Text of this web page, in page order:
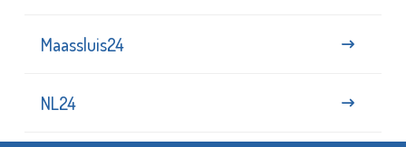
Maassluis24
NL24